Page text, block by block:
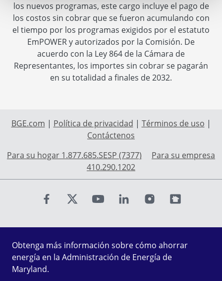
los nuevos programas, este cargo incluye el pago de
los costos sin cobrar que se fueron acumulando con
el tiempo por los programas exigidos por el estatuto
EmPOWER y autorizados por la Comisión. De
acuerdo con la Ley 864 de la Cámara de
Representantes, los importes sin cobrar se pagarán
en su totalidad a finales de 2032.
BGE.com | Política de privacidad | Términos de uso |
Contáctenos
Para su hogar 1.877.685.SESP (7377)
Para su empresa
410.290.1202
Obtenga más información sobre cómo ahorrar
energía en la Administración de Energía de
Maryland.